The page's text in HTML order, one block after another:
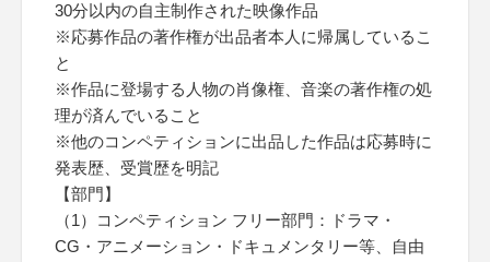
30分以内の自主制作された映像作品
※応募作品の著作権が出品者本人に帰属しているこ
と
※作品に登場する人物の肖像権、音楽の著作権の処
理が済んでいること
※他のコンペティションに出品した作品は応募時に
発表歴、受賞歴を明記
【部門】
（1）コンペティション フリー部門：ドラマ・
CG・アニメーション・ドキュメンタリー等、自由